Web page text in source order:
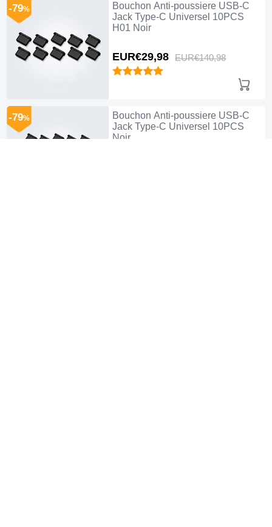
Bouchon Anti-poussiere USB-C
Jack Type-C Universel 10PCS
H01 Noir
EUR€29,98 EUR€140,98
-79%
Bouchon Anti-poussiere USB-C
Jack Type-C Universel 10PCS
Noir
-79%